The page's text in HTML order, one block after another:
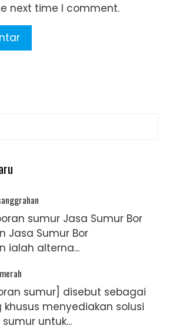
next time I comment.
sumur Jasa Sumur Bor
Jasa Sumur Bor
ialah alterna...
sumur] disebut sebagai
menyediakan solusi
untuk...